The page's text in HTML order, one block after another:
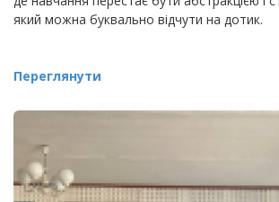
який можна буквально відчути на дотик.
Переглянути